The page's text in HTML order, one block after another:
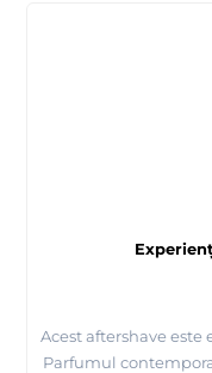
Acest aftershave
Parfumul